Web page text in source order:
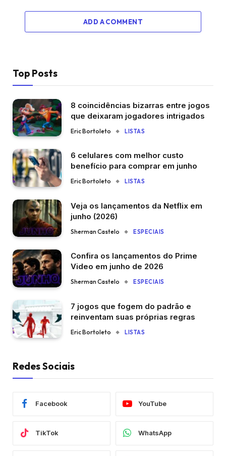
ADD A COMMENT
Top Posts
8 coincidências bizarras entre jogos
que deixaram jogadores intrigados
Eric Bortoleto LISTAS
6 celulares com melhor custo
benefício para comprar em junho
Eric Bortoleto LISTAS
Veja os lançamentos da Netflix em
junho (2026)
Sherman Castelo ESPECIAIS
Confira os lançamentos do Prime
Video em junho de 2026
Sherman Castelo ESPECIAIS
7 jogos que fogem do padrão e
reinventam suas próprias regras
Eric Bortoleto LISTAS
Redes Sociais
Facebook YouTube
TikTok WhatsApp